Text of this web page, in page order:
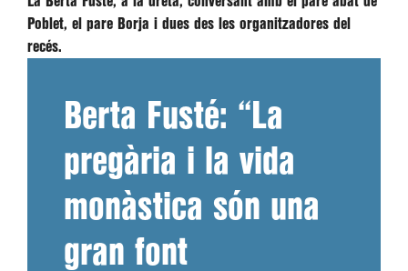
Poblet, el pare Borja i dues des les organitzadores del
recés.
Berta Fusté: “La
pregària i la vida
monàstica són una
gran font